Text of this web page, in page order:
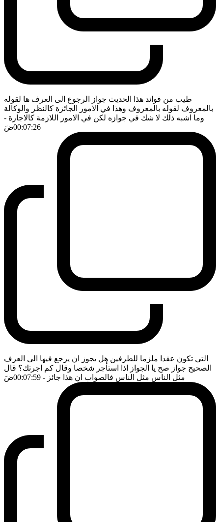
طيب من فوائد هذا الحديث جواز الرجوع الى العرف ها لقوله
بالمعروف لقوله بالمعروف وهذا في الامور الجائزة كالنظر والوكالة
وما اشبه ذلك لا شك في جوازه لكن في الامور اللازمة كالاجارة -
00:07:26ضَ
التي تكون عقدا ملزما للطرفين هل يجوز ان يرجع فيها الى العرف
الصحيح جواز صح يا الجواز اذا استأجر شخصا وقال كم اجرتك؟ قال
مثل الناس مثل الناس فالصواب ان هذا جائز - 00:07:59 ضَ